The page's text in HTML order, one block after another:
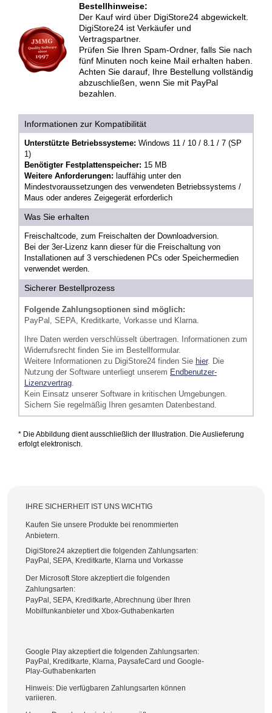
Bestellhinweise:
Der Kauf wird über DigiStore24 abgewickelt.
DigiStore24 ist Verkäufer und
Vertragspartner.
Prüfen Sie Ihren Spam-Ordner, falls Sie nach
fünf Minuten noch keine Mail erhalten haben.
Achten Sie darauf, Ihre Bestellung vollständig
abzuschließen, wenn Sie mit PayPal
bezahlen.
Informationen zur Kompatibilität
Unterstützte Betriebssysteme: Windows 11 / 10 / 8.1 / 7 (SP
1)
Benötigter Festplattenspeicher: 15 MB
Weitere Anforderungen: lauffähig unter den
Mindestvoraussetzungen des verwendeten Betriebssystems /
Maus oder anderes Zeigegerät erforderlich
Was Sie erhalten
Freischaltcode, zum Freischalten der Downloadversion.
Bei der 3er-Lizenz kann dieser für die Freischaltung von
Installationen auf 3 verschiedenen PCs oder Speichermedien
verwendet werden.
Sicherer Bestellprozess
Folgende Zahlungsoptionen sind möglich:
PayPal, SEPA, Kreditkarte, Vorkasse und Klarna.
Ihre Daten werden verschlüsselt übertragen. Informationen zum
Widerrufsrecht finden Sie im Bestellformular.
Weitere Informationen zu DigiStore24 finden Sie hier. Die
Nutzung der Software unterliegt unserem Endbenutzer-
Lizenzvertrag
Kein Einsatz unserer Software in kritischen Umgebungen.
Sichern Sie regelmäßig Ihren gesamten Datenbestand.
* Die Abbildung dient ausschließlich der Illustration. Die Auslieferung
erfolgt elektronisch.
IHRE SICHERHEIT IST UNS WICHTIG
Kaufen Sie unsere Produkte bei renommierten
Anbietern.
DigiStore24 akzeptiert die folgenden Zahlungsarten:
PayPal, SEPA, Kreditkarte, Klarna und Vorkasse
Der Microsoft Store akzeptiert die folgenden
Zahlungsarten:
PayPal, SEPA, Kreditkarte, Abrechnung über Ihren
Mobilfunkanbieter und Xbox-Guthabenkarten
Google Play akzeptiert die folgenden Zahlungsarten:
PayPal, Kreditkarte, Klarna, PaysafeCard und Google-
Play-Guthabenkarten
Hinweis: Die verfügbaren Zahlungsarten können
variieren.